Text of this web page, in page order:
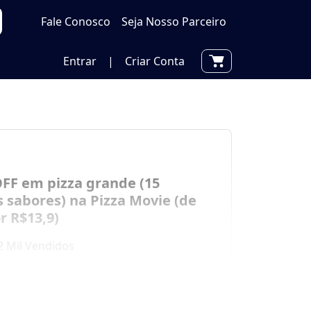
Fale Conosco Seja Nosso Parceiro
Entrar | Criar Conta
em pizza grande (15
sabores) na Pizza Movie (de
R$13,9)